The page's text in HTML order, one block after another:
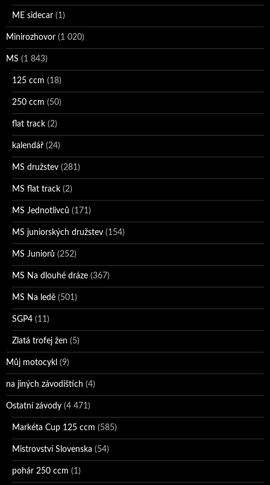
ME sidecar (1)
Minirozhovor (1 020)
MS (1 843)
125 ccm (18)
250 ccm (50)
flat track (2)
kalendář (24)
MS družstev (281)
MS flat track (2)
MS Jednotlivců (171)
MS juniorských družstev (154)
MS Juniorů (252)
MS Na dlouhé dráze (367)
MS Na ledě (501)
SGP4 (11)
Zlatá trofej žen (5)
Můj motocykl (9)
na jiných závodištích (4)
Ostatní závody (4 471)
Markéta Cup 125 ccm (585)
Mistrovství Slovenska (54)
pohár 250 ccm (1)